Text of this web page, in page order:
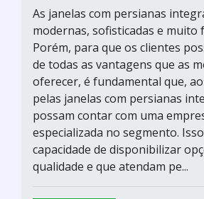
As janelas com persianas
modernas, sofisticadas e muito
Porém, para que os clientes
de todas as vantagens que as
oferecer, é fundamental que,
pelas janelas com persianas
possam contar com uma
especializada no segmento.
capacidade de disponibilizar
qualidade e que atendam pe...